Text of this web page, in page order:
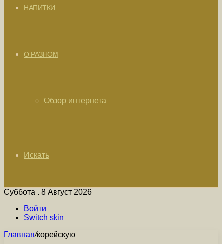
НАПИТКИ
О РАЗНОМ
Обзор интернета
Искать
Суббота , 8 Август 2026
Войти
Switch skin
Главная/корейскую